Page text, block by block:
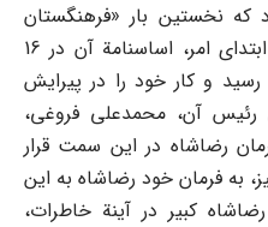
در اوایل سال 1314 بود که نخستین بار «فرهنگستان
ایران» تشکیل شد و در همان ابتدای امر، اساسنامة آن در 16
و کار خود را در پیرایش
رئیس آن، محمدعلی فروغی،
رضاشاه در این سمت قرار
به فرمان خود رضاشاه به این
کبیر در آینة خاطرات،